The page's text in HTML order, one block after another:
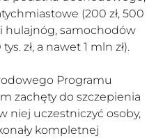
(200 zł, 500
hulajnóg, samochodów
zł, a nawet 1 mln zł).
Programu
zachęty do szczepienia
niej uczestniczyć osoby,
kompletnej